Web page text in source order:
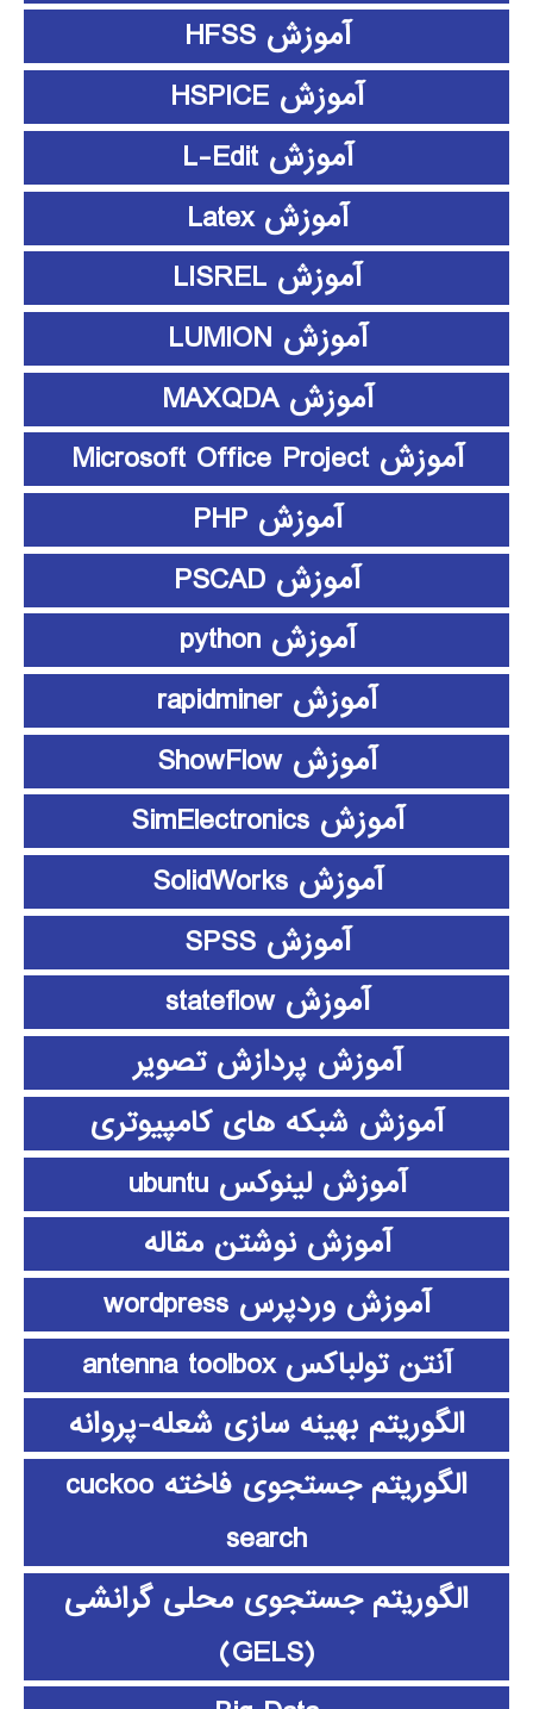
آموزش HFSS
آموزش HSPICE
آموزش L-Edit
آموزش Latex
آموزش LISREL
آموزش LUMION
آموزش MAXQDA
آموزش Microsoft Office Project
آموزش PHP
آموزش PSCAD
آموزش python
آموزش rapidminer
آموزش ShowFlow
آموزش SimElectronics
آموزش SolidWorks
آموزش SPSS
آموزش stateflow
آموزش پردازش تصویر
آموزش شبکه های کامپیوتری
آموزش لینوکس ubuntu
آموزش نوشتن مقاله
آموزش وردپرس wordpress
آنتن تولباکس antenna toolbox
الگوریتم بهینه سازی شعله-پروانه
الگوریتم جستجوی فاخته cuckoo
search
الگوریتم جستجوی محلی گرانشی
(GELS)